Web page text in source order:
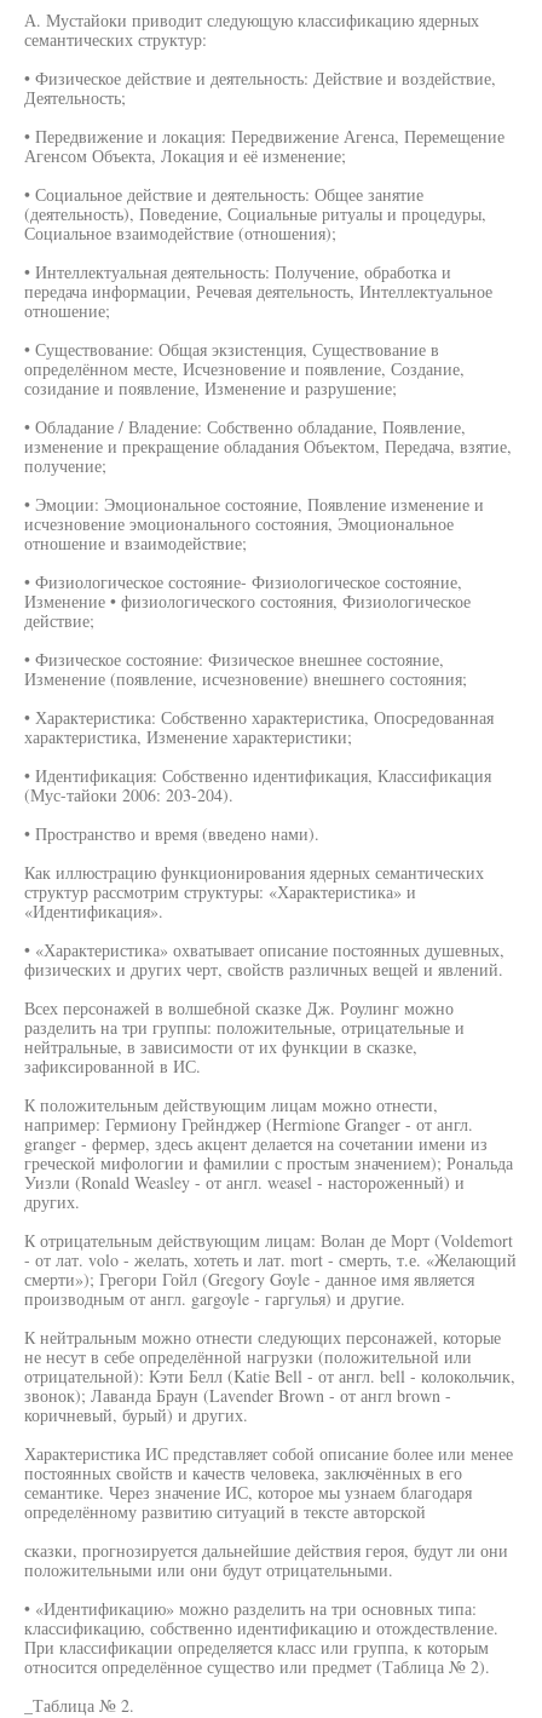
А. Мустайоки приводит следующую классификацию ядерных
семантических структур:
• Физическое действие и деятельность: Действие и воздействие,
Деятельность;
• Передвижение и локация: Передвижение Агенса, Перемещение
Агенсом Объекта, Локация и её изменение;
• Социальное действие и деятельность: Общее занятие
(деятельность), Поведение, Социальные ритуалы и процедуры,
Социальное взаимодействие (отношения);
• Интеллектуальная деятельность: Получение, обработка и
передача информации, Речевая деятельность, Интеллектуальное
отношение;
• Существование: Общая экзистенция, Существование в
определённом месте, Исчезновение и появление, Создание,
созидание и появление, Изменение и разрушение;
• Обладание / Владение: Собственно обладание, Появление,
изменение и прекращение обладания Объектом, Передача, взятие,
получение;
• Эмоции: Эмоциональное состояние, Появление изменение и
исчезновение эмоционального состояния, Эмоциональное
отношение и взаимодействие;
• Физиологическое состояние- Физиологическое состояние,
Изменение • физиологического состояния, Физиологическое
действие;
• Физическое состояние: Физическое внешнее состояние,
Изменение (появление, исчезновение) внешнего состояния;
• Характеристика: Собственно характеристика, Опосредованная
характеристика, Изменение характеристики;
• Идентификация: Собственно идентификация, Классификация
(Мус-тайоки 2006: 203-204).
• Пространство и время (введено нами).
Как иллюстрацию функционирования ядерных семантических
структур рассмотрим структуры: «Характеристика» и
«Идентификация».
• «Характеристика» охватывает описание постоянных душевных,
физических и других черт, свойств различных вещей и явлений.
Всех персонажей в волшебной сказке Дж. Роулинг можно
разделить на три группы: положительные, отрицательные и
нейтральные, в зависимости от их функции в сказке,
зафиксированной в ИС.
К положительным действующим лицам можно отнести,
например: Гермиону Грейнджер (Hermione Granger - от англ.
granger - фермер, здесь акцент делается на сочетании имени из
греческой мифологии и фамилии с простым значением); Рональда
Уизли (Ronald Weasley - от англ. weasel - настороженный) и
других.
К отрицательным действующим лицам: Волан де Морт (Voldemort
- от лат. volo - желать, хотеть и лат. mort - смерть, т.е. «Желающий
смерти»); Грегори Гойл (Gregory Goyle - данное имя является
производным от англ. gargoyle - гаргулья) и другие.
К нейтральным можно отнести следующих персонажей, которые
не несут в себе определённой нагрузки (положительной или
отрицательной): Кэти Белл (Katie Bell - от англ. bell - колокольчик,
звонок); Лаванда Браун (Lavender Brown - от англ brown -
коричневый, бурый) и других.
Характеристика ИС представляет собой описание более или менее
постоянных свойств и качеств человека, заключённых в его
семантике. Через значение ИС, которое мы узнаем благодаря
определённому развитию ситуаций в тексте авторской
сказки, прогнозируется дальнейшие действия героя, будут ли они
положительными или они будут отрицательными.
• «Идентификацию» можно разделить на три основных типа:
классификацию, собственно идентификацию и отождествление.
При классификации определяется класс или группа, к которым
относится определённое существо или предмет (Таблица № 2).
_Таблица № 2.